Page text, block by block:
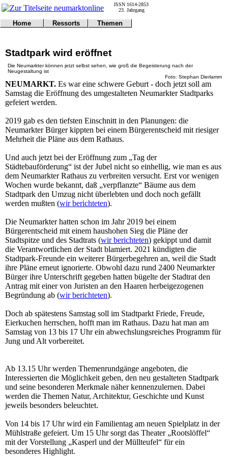
Stadtpark wird eröffnet
Die Neumarkter können jetzt selbst sehen, wie groß die Begeisterung nach der
Neugestaltung ist
Foto: Stephan Dierlamm
NEUMARKT. Es war eine schwere Geburt - doch jetzt soll am
Samstag die Eröffnung des umgestalteten Neumarkter Stadtparks
gefeiert werden.
2019 gab es den tiefsten Einschnitt in den Planungen: die
Neumarkter Bürger kippten bei einem Bürgerentscheid mit riesiger
Mehrheit die Pläne aus dem Rathaus.
Und auch jetzt bei der Eröffnung zum „Tag der
Städtebauförderung“ ist der Jubel nicht so einhellig, wie man es aus
dem Neumarkter Rathaus zu verbreiten versucht. Erst vor wenigen
Wochen wurde bekannt, daß „verpflanzte“ Bäume aus dem
Stadtpark den Umzug nicht überlebten und doch noch gefällt
werden mußten (wir berichteten).
Die Neumarkter hatten schon im Jahr 2019 bei einem
Bürgerentscheid mit einem haushohen Sieg die Pläne der
Stadtspitze und des Stadtrats (wir berichteten) gekippt und damit
die Verantwortlichen der Stadt blamiert. 2021 kündigten die
Stadtpark-Freunde ein weiterer Bürgerbegehren an, weil die Stadt
ihre Pläne erneut ignorierte. Obwohl dazu rund 2400 Neumarkter
Bürger ihre Unterschrift gegeben hatten bügelte der Stadtrat den
Antrag mit einer von Juristen an den Haaren herbeigezogenen
Begründung ab (wir berichteten).
Doch ab spätestens Samstag soll im Stadtparkt Friede, Freude,
Eierkuchen herrschen, hofft man im Rathaus. Dazu hat man am
Samstag von 13 bis 17 Uhr ein abwechslungsreiches Programm für
Jung und Alt vorbereitet.
Ab 13.15 Uhr werden Themenrundgänge angeboten, die
Interessierten die Möglichkeit geben, den neu gestalteten Stadtpark
und seine besonderen Merkmale näher kennenzulernen. Dabei
werden die Themen Natur, Architektur, Geschichte und Kunst
jeweils besonders beleuchtet.
Von 14 bis 17 Uhr wird ein Familientag am neuen Spielplatz in der
Mühlstraße gefeiert. Um 15 Uhr sorgt das Theater „Rootslöffel“
mit der Vorstellung „Kasperl und der Müllteufel“ für ein
besonderes Highlight.
ISSN 1614-2853
23. Jahrgang
Home
Notfall
Impressum
Ressorts
Wirtschaft
Sport
Wetter
Leser
Themen
Gericht
Online
Tipps
Land
Freizeit
Leute
Tiere
Schule
Eilmeldungen